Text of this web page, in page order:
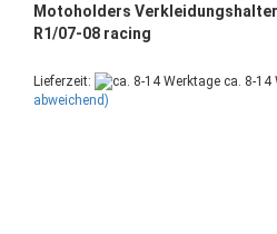
Motoholders Verkleidungshalter
R1/07-08 racing
Lieferzeit: ca. 8-14
abweichend)